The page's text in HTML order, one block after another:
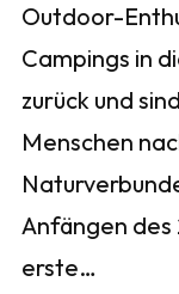
Outdoor-
Campings in
zurück und
Menschen
Anfängen
erste…